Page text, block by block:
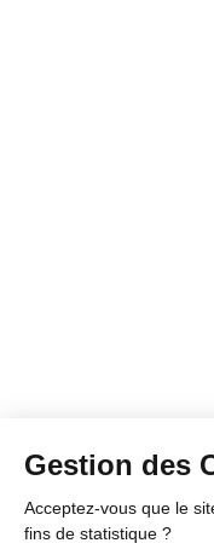
Gestion des
Acceptez-vous que le
fins de statistique ?